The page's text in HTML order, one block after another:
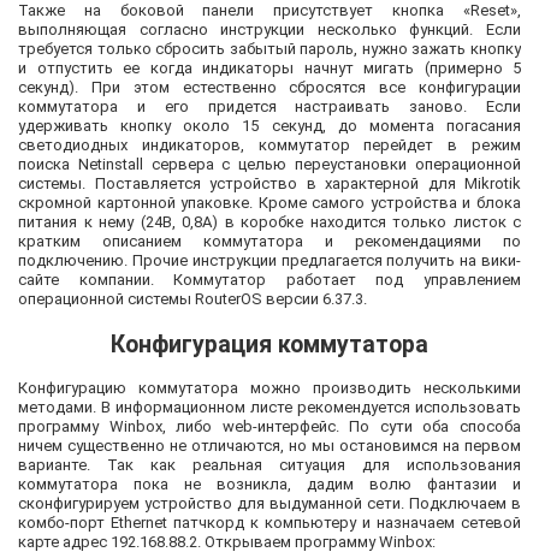
Также на боковой панели присутствует кнопка «Reset»,
выполняющая согласно инструкции несколько функций. Если
требуется только сбросить забытый пароль, нужно зажать кнопку
и отпустить ее когда индикаторы начнут мигать (примерно 5
секунд). При этом естественно сбросятся все конфигурации
коммутатора и его придется настраивать заново. Если
удерживать кнопку около 15 секунд, до момента погасания
светодиодных индикаторов, коммутатор перейдет в режим
поиска Netinstall сервера с целью переустановки операционной
системы. Поставляется устройство в характерной для Mikrotik
скромной картонной упаковке. Кроме самого устройства и блока
питания к нему (24В, 0,8А) в коробке находится только листок с
кратким описанием коммутатора и рекомендациями по
подключению. Прочие инструкции предлагается получить на вики-
сайте компании. Коммутатор работает под управлением
операционной системы RouterOS версии 6.37.3.
Конфигурация коммутатора
Конфигурацию коммутатора можно производить несколькими
методами. В информационном листе рекомендуется использовать
программу Winbox, либо web-интерфейс. По сути оба способа
ничем существенно не отличаются, но мы остановимся на первом
варианте. Так как реальная ситуация для использования
коммутатора пока не возникла, дадим волю фантазии и
сконфигурируем устройство для выдуманной сети. Подключаем в
комбо-порт Ethernet патчкорд к компьютеру и назначаем сетевой
карте адрес 192.168.88.2. Открываем программу Winbox: